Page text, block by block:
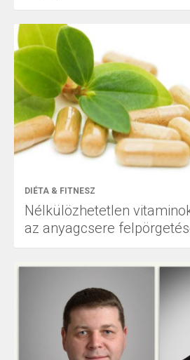
DIÉTA & FITNESZ
Nélkülözhetetlen
az anyagcsere